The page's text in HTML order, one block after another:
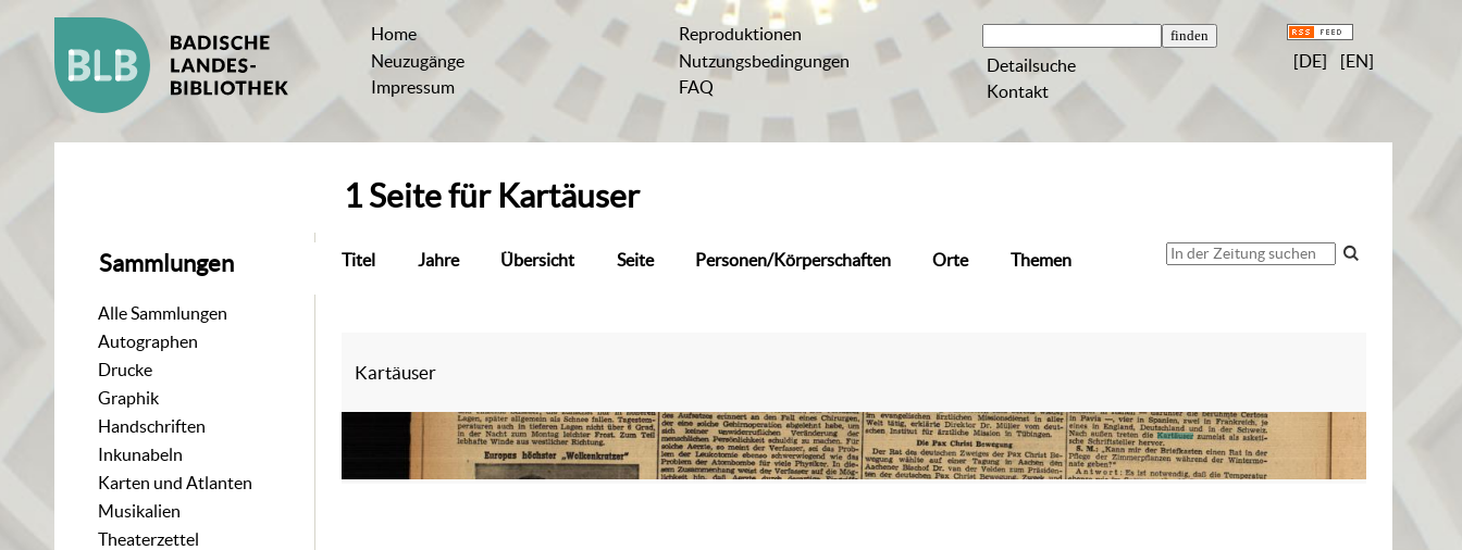
Home
Neuzugänge
Impressum
Reproduktionen
Nutzungsbedingungen
FAQ
Detailsuche
Kontakt
[DE] [EN]
Sammlungen
Alle Sammlungen
Autographen
Drucke
Graphik
Handschriften
Inkunabeln
Karten und Atlanten
Musikalien
Theaterzettel
1 Seitefür Kartäuser
Titel Jahre Übersicht Seite Personen/Körperschaften Orte Themen
Kartäuser